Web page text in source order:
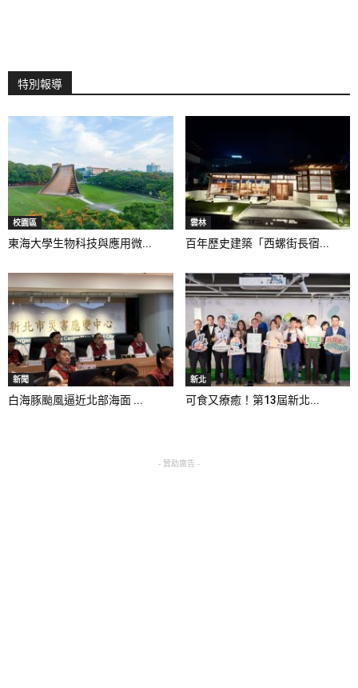
特別報導
校園區
東海大學生物科技與應用微...
雲林
百年歷史建築「西螺街長宿...
新聞
白海豚颱風逼近北部海面 ...
新北
可食又療癒！第13屆新北...
- 贊助廣告 -